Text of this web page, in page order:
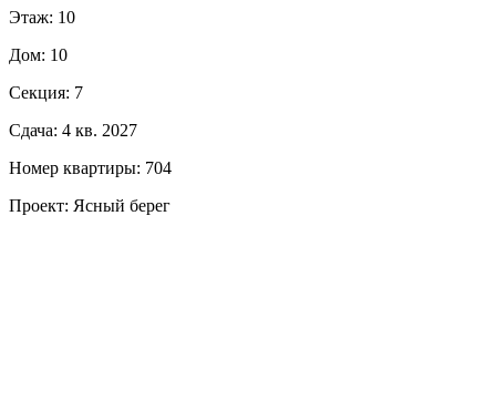
Этаж: 10
Дом: 10
Секция: 7
Сдача: 4 кв. 2027
Номер квартиры: 704
Проект: Ясный берег